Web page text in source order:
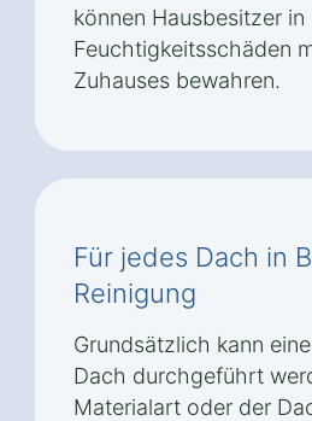
können Hausbesitzer
Feuchtigkeitsschäden
Zuhauses bewahren.
Für jedes Dach in
Reinigung
Grundsätzlich kann
Dach durchgeführt
Materialart oder der